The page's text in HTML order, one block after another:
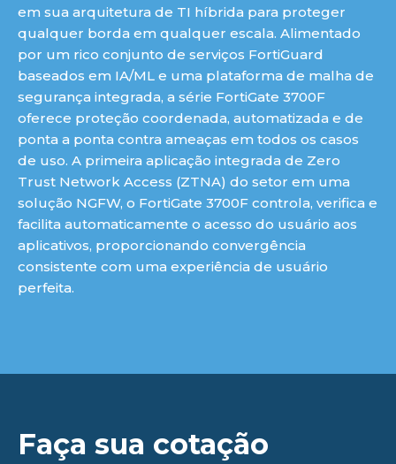
em sua arquitetura de TI híbrida para proteger
qualquer borda em qualquer escala. Alimentado
por um rico conjunto de serviços FortiGuard
baseados em IA/ML e uma plataforma de malha de
segurança integrada, a série FortiGate 3700F
oferece proteção coordenada, automatizada e de
ponta a ponta contra ameaças em todos os casos
de uso. A primeira aplicação integrada de Zero
Trust Network Access (ZTNA) do setor em uma
solução NGFW, o FortiGate 3700F controla, verifica e
facilita automaticamente o acesso do usuário aos
aplicativos, proporcionando convergência
consistente com uma experiência de usuário
perfeita.
Faça sua cotação